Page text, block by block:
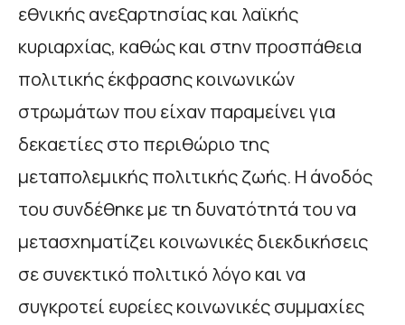
εθνικής ανεξαρτησίας και λαϊκής
κυριαρχίας, καθώς και στην προσπάθεια
πολιτικής έκφρασης κοινωνικών
στρωμάτων που είχαν παραμείνει για
δεκαετίες στο περιθώριο της
μεταπολεμικής πολιτικής ζωής. Η άνοδός
του συνδέθηκε με τη δυνατότητά του να
μετασχηματίζει κοινωνικές διεκδικήσεις
σε συνεκτικό πολιτικό λόγο και να
συγκροτεί ευρείες κοινωνικές συμμαχίες